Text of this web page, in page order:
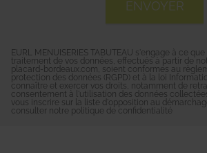
EURL MENUISERIES TABUTEAU s'engage à ce
traitement de vos données, effectués à partir de
placard-bordeaux.com, soient conformes au
protection des données (RGPD) et à la loi
connaître et exercer vos droits, notamment de
consentement à l'utilisation des données
vous inscrire sur la liste d'opposition au
consulter notre politique de confidentialité